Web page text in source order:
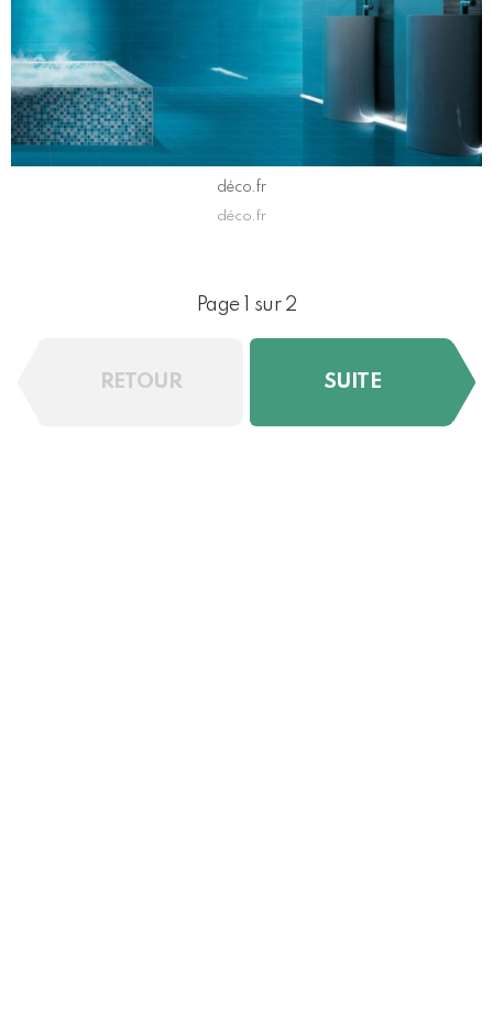
déco.fr
déco.fr
Page 1 sur 2
RETOUR SUITE